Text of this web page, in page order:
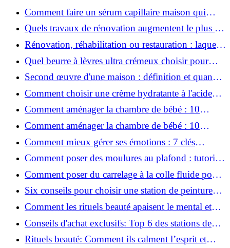
astuces faciles pas à pas
Comment faire un sérum capillaire maison qui
stimule réellement la pousse des cheveux ?
Quels travaux de rénovation augmentent le plus la
valeur d'une maison pour la revente ?
Rénovation, réhabilitation ou restauration : laquelle
convient le mieux à mon logement ?
Quel beurre à lèvres ultra crémeux choisir pour
lèvres sèches et gercées?
Second œuvre d'une maison : définition et quand
le réaliser
Comment choisir une crème hydratante à l'acide
hyaluronique et niacinamide ?
Comment aménager la chambre de bébé : 10
conseils sécurité, déco et rangement
Comment aménager la chambre de bébé : 10
conseils sécurité, déco et rangement
Comment mieux gérer ses émotions : 7 clés
pratiques
Comment poser des moulures au plafond : tutoriel
vidéo pas à pas ?
Comment poser du carrelage à la colle fluide pour
un rendu professionnel ?
Six conseils pour choisir une station de peinture
basse pression
Comment les rituels beauté apaisent le mental et
créent des moments pour soi ?
Conseils d'achat exclusifs: Top 6 des stations de
peinture basse pression incontournables!
Rituels beauté: Comment ils calment l’esprit et